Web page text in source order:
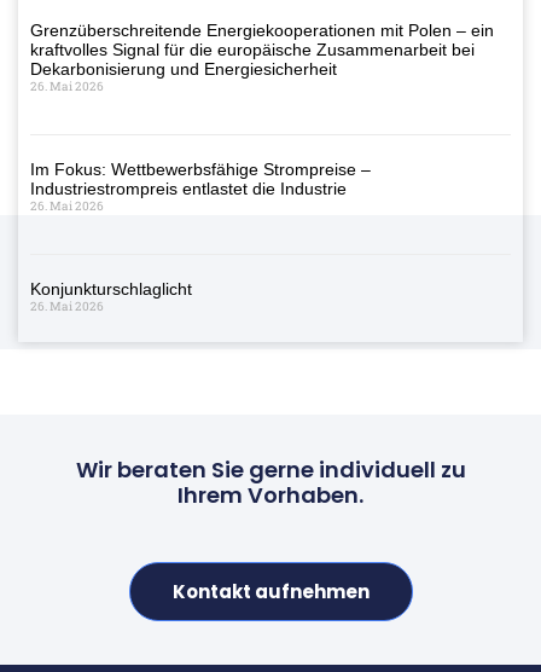
Grenzüberschreitende Energiekooperationen mit Polen – ein
kraftvolles Signal für die europäische Zusammenarbeit bei
Dekarbonisierung und Energiesicherheit
26. Mai 2026
Im Fokus: Wettbewerbsfähige Strompreise –
Industriestrompreis entlastet die Industrie
26. Mai 2026
Konjunkturschlaglicht
26. Mai 2026
Wir beraten Sie gerne individuell zu
Ihrem Vorhaben.
Kontakt aufnehmen